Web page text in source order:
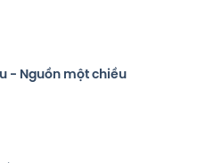
- Nguồn một chiều